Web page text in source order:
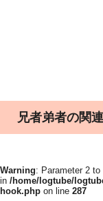
兄者弟者の関
Warning: Parameter 2
in /home/logtube/
hook.php on line 287